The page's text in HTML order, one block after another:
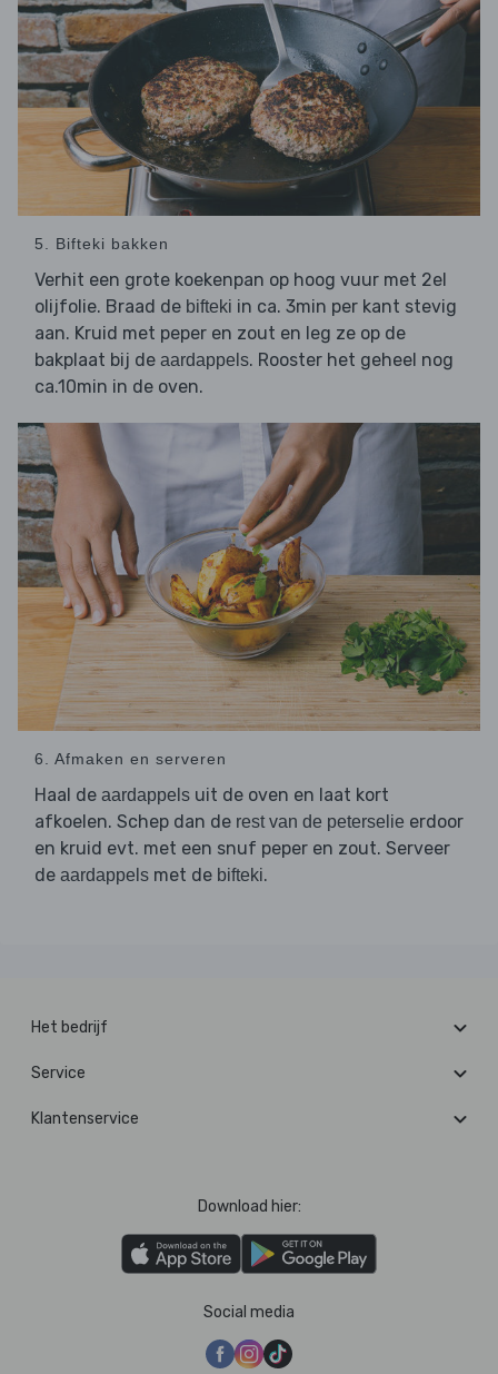
5. Bifteki bakken
Verhit een grote koekenpan op hoog vuur met 2el
olijfolie. Braad de bifteki in ca. 3min per kant stevig
aan. Kruid met peper en zout en leg ze op de
bakplaat bij de aardappels. Rooster het geheel nog
ca.10min in de oven.
6. Afmaken en serveren
Haal de aardappels uit de oven en laat kort
afkoelen. Schep dan de rest van de peterselie erdoor
en kruid evt. met een snuf peper en zout. Serveer
de aardappels met de bifteki.
Het bedrijf
Service
Klantenservice
Download hier:
Social media